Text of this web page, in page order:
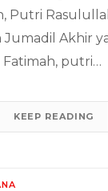
Putri
Akhir
Fatimah, putri…
KEEP READING